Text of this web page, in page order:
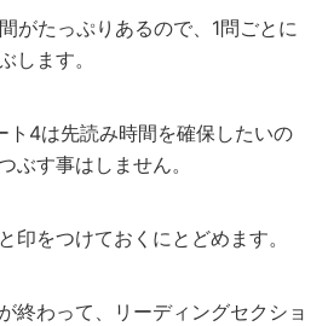
がたっぷりあるので、1問ごとに
します。
ト4は先読み時間を確保したいの
ぶす事はしません。
印をつけておくにとどめます。
終わって、リーディングセクショ